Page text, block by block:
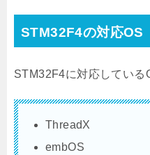
STM32F4の対応OS
STM32F4に対応している
ThreadX
embOS